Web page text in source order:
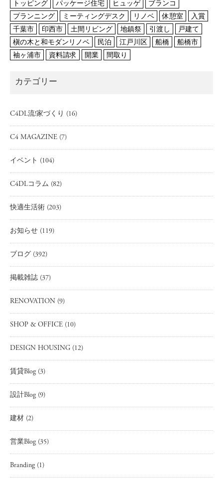
トッピング
パッケージ住宅 ヒュッゲ
ブランコ
プランニング
ミーティングデスク リノベ 休憩室
入賞
千葉市
印西市 土間リビング 地鎮祭 引渡し
戸建て
槇の木と和モダンリノベ
民泊 江戸川区 船橋
船橋市
袖ヶ浦市
資料請求 開業 間取り
カテゴリー
C4DL流!家づくり (16)
C4 MAGAZINE (7)
イベント (104)
C4DLコラム (82)
快適生活術 (203)
お知らせ (119)
ブログ (392)
掲載雑誌 (37)
RENOVATION (9)
SHOP & OFFICE (10)
DESIGN HOUSING (12)
賃貸Blog(3)
設計Blog(9)
建材 (2)
営業Blog(35)
Branding(1)